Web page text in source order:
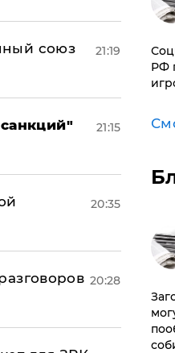
союз
21:19
21:15
20:35
20:28
РФ